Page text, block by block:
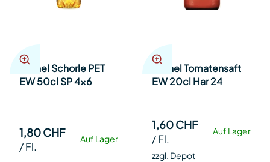
Michel Schorle PET
EW 50cl SP 4x6
Auf Lager
1,80 CHF
/Fl.
Michel Tomatensaft
EW 20cl Har 24
Auf Lager
1,60 CHF
/Fl.
zzgl. Depot